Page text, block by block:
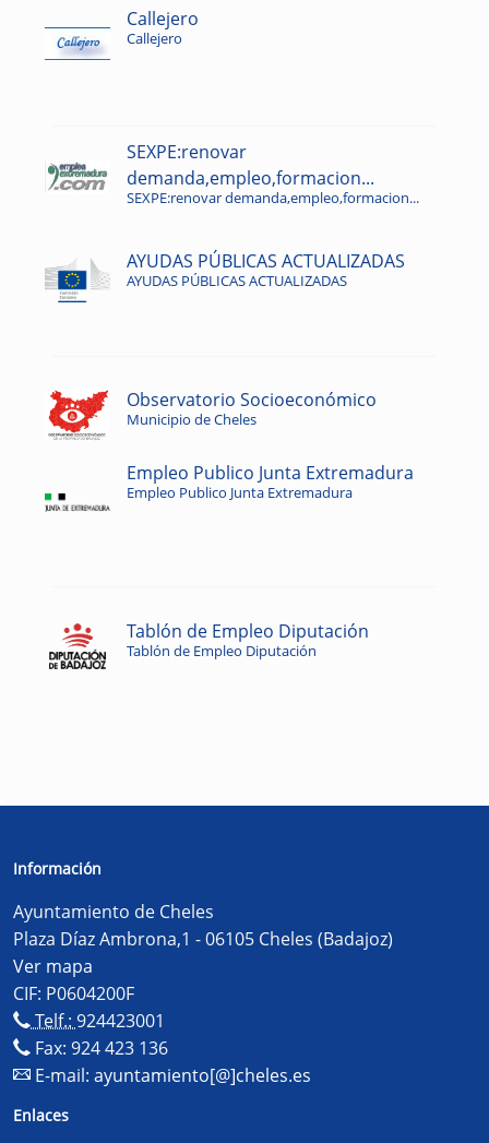
Callejero
Callejero
SEXPE:renovar
demanda,empleo,formacion...
SEXPE:renovar demanda,empleo,formacion...
AYUDAS PÚBLICAS ACTUALIZADAS
AYUDAS PÚBLICAS ACTUALIZADAS
Observatorio Socioeconómico
Municipio de Cheles
Empleo Publico Junta Extremadura
Empleo Publico Junta Extremadura
Tablón de Empleo Diputación
Tablón de Empleo Diputación
Información
Ayuntamiento de Cheles
Plaza Díaz Ambrona,1 - 06105 Cheles (Badajoz)
Ver mapa
CIF: P0604200F
Telf.: 924423001
Fax: 924 423 136
E-mail: ayuntamiento[@]cheles.es
Enlaces